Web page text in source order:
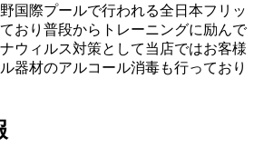
国際プールで行われる全日本フリッ
おり普段からトレーニングに励んで
ウィルス対策として当店ではお客様
器材のアルコール消毒も行っており